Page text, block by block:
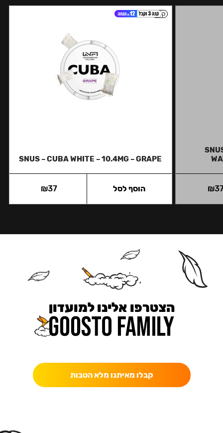
₪
קל
SNUS – CUBA WHITE – 10.4MG – GRAPE
₪37 הוסף לסל
הצטרפו אלינו למועדון
קבלו מאיתנו מלא הטבות